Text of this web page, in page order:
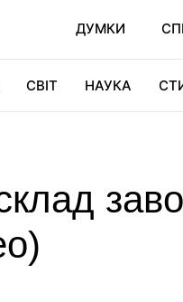
ДУМКИ
СВІТ НАУКА